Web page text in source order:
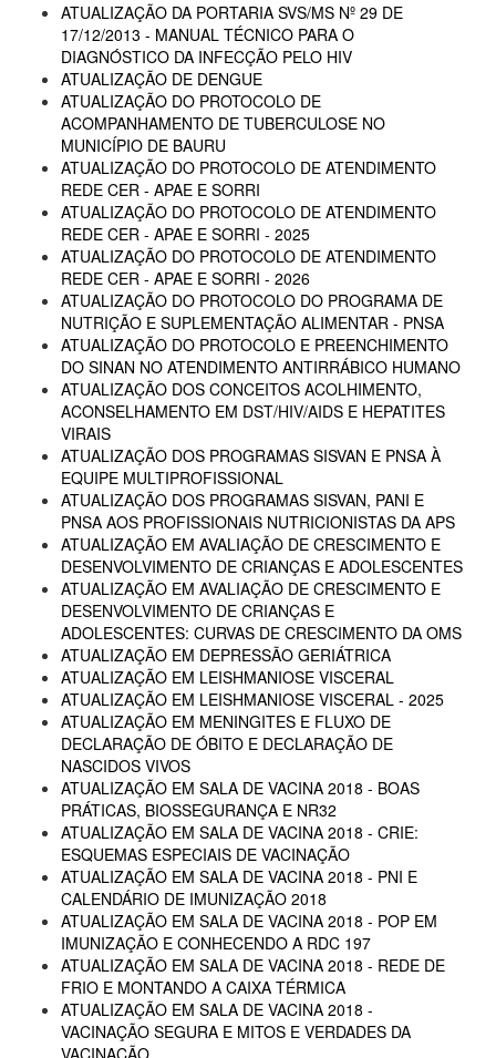
ATUALIZAÇÃO DA PORTARIA SVS/MS Nº 29 DE
17/12/2013 - MANUAL TÉCNICO PARA O
DIAGNÓSTICO DA INFECÇÃO PELO HIV
ATUALIZAÇÃO DE DENGUE
ATUALIZAÇÃO DO PROTOCOLO DE
ACOMPANHAMENTO DE TUBERCULOSE NO
MUNICÍPIO DE BAURU
ATUALIZAÇÃO DO PROTOCOLO DE ATENDIMENTO
REDE CER - APAE E SORRI
ATUALIZAÇÃO DO PROTOCOLO DE ATENDIMENTO
REDE CER - APAE E SORRI - 2025
ATUALIZAÇÃO DO PROTOCOLO DE ATENDIMENTO
REDE CER - APAE E SORRI - 2026
ATUALIZAÇÃO DO PROTOCOLO DO PROGRAMA DE
NUTRIÇÃO E SUPLEMENTAÇÃO ALIMENTAR - PNSA
ATUALIZAÇÃO DO PROTOCOLO E PREENCHIMENTO
DO SINAN NO ATENDIMENTO ANTIRRÁBICO HUMANO
ATUALIZAÇÃO DOS CONCEITOS ACOLHIMENTO,
ACONSELHAMENTO EM DST/HIV/AIDS E HEPATITES
VIRAIS
ATUALIZAÇÃO DOS PROGRAMAS SISVAN E PNSA À
EQUIPE MULTIPROFISSIONAL
ATUALIZAÇÃO DOS PROGRAMAS SISVAN, PANI E
PNSA AOS PROFISSIONAIS NUTRICIONISTAS DA APS
ATUALIZAÇÃO EM AVALIAÇÃO DE CRESCIMENTO E
DESENVOLVIMENTO DE CRIANÇAS E ADOLESCENTES
ATUALIZAÇÃO EM AVALIAÇÃO DE CRESCIMENTO E
DESENVOLVIMENTO DE CRIANÇAS E
ADOLESCENTES: CURVAS DE CRESCIMENTO DA OMS
ATUALIZAÇÃO EM DEPRESSÃO GERIÁTRICA
ATUALIZAÇÃO EM LEISHMANIOSE VISCERAL
ATUALIZAÇÃO EM LEISHMANIOSE VISCERAL - 2025
ATUALIZAÇÃO EM MENINGITES E FLUXO DE
DECLARAÇÃO DE ÓBITO E DECLARAÇÃO DE
NASCIDOS VIVOS
ATUALIZAÇÃO EM SALA DE VACINA 2018 - BOAS
PRÁTICAS, BIOSSEGURANÇA E NR32
ATUALIZAÇÃO EM SALA DE VACINA 2018 - CRIE:
ESQUEMAS ESPECIAIS DE VACINAÇÃO
ATUALIZAÇÃO EM SALA DE VACINA 2018 - PNI E
CALENDÁRIO DE IMUNIZAÇÃO 2018
ATUALIZAÇÃO EM SALA DE VACINA 2018 - POP EM
IMUNIZAÇÃO E CONHECENDO A RDC 197
ATUALIZAÇÃO EM SALA DE VACINA 2018 - REDE DE
FRIO E MONTANDO A CAIXA TÉRMICA
ATUALIZAÇÃO EM SALA DE VACINA 2018 -
VACINAÇÃO SEGURA E MITOS E VERDADES DA
VACINAÇÃO